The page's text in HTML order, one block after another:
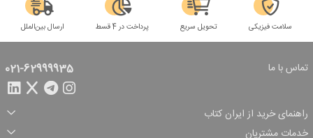
سلامت فیزیکی تحویل سریع پرداخت در 4 قسط ارسال بین‌الملل
تماس با ما 021-62999935
راهنمای خرید از ایران کتاب
ثبت سفارش
شرایط ارسال سفارش
شیوه پرداخت
تخفیف‌های خرید
خدمات مشتریان